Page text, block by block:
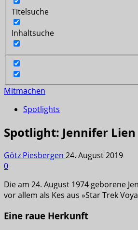
Titelsuche
Inhaltsuche
Mitmachen
Spotlights
Spotlight: Jennifer Lien
Götz Piesbergen 24. August 2019
0
Die am 24. August 1974 geborene
vor allem als Kes aus »Star Trek
Eine raue Herkunft